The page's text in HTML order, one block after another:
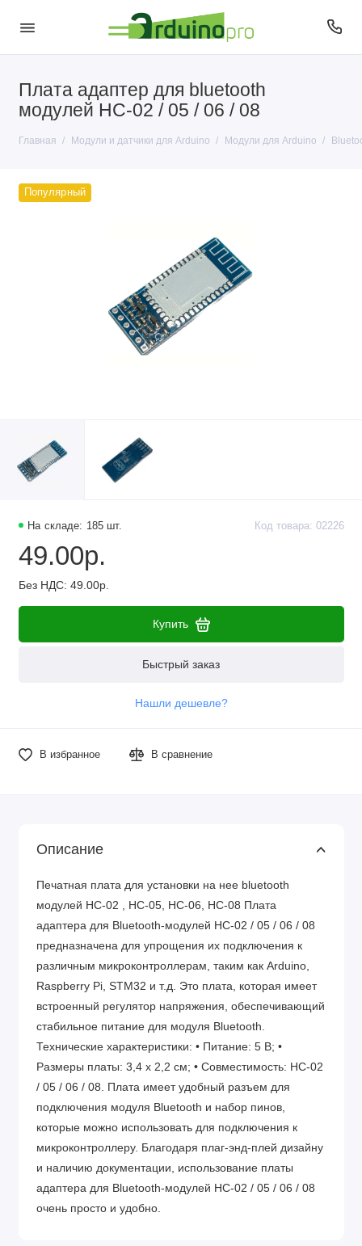
Плата адаптер для bluetooth
модулей HC-02 / 05 / 06 / 08
Главная Модули и датчики для Arduino Модули для Arduino
Датчики для Arduino
Модули для Arduino
Популярный
На складе: 185 шт. Код товара: 02226
49.00р.
Без НДС: 49.00р.
Купить
Быстрый заказ
Нашли дешевле?
В избранное В сравнение
Описание
Печатная плата для установки на нее bluetooth
модулей HC-02 , HC-05, HC-06, HC-08 Плата
адаптера для Bluetooth-модулей HC-02 / 05 / 06 / 08
предназначена для упрощения их подключения к
различным микроконтроллерам, таким как Arduino,
Raspberry Pi, STM32 и т.д. Это плата, которая имеет
встроенный регулятор напряжения, обеспечивающий
стабильное питание для модуля Bluetooth.
Технические характеристики: • Питание: 5 В; •
Размеры платы: 3,4 х 2,2 см; • Совместимость: HC-02
/ 05 / 06 / 08. Плата имеет удобный разъем для
подключения модуля Bluetooth и набор пинов,
которые можно использовать для подключения к
микроконтроллеру. Благодаря плаг-энд-плей дизайну
и наличию документации, использование платы
адаптера для Bluetooth-модулей HC-02 / 05 / 06 / 08
очень просто и удобно.